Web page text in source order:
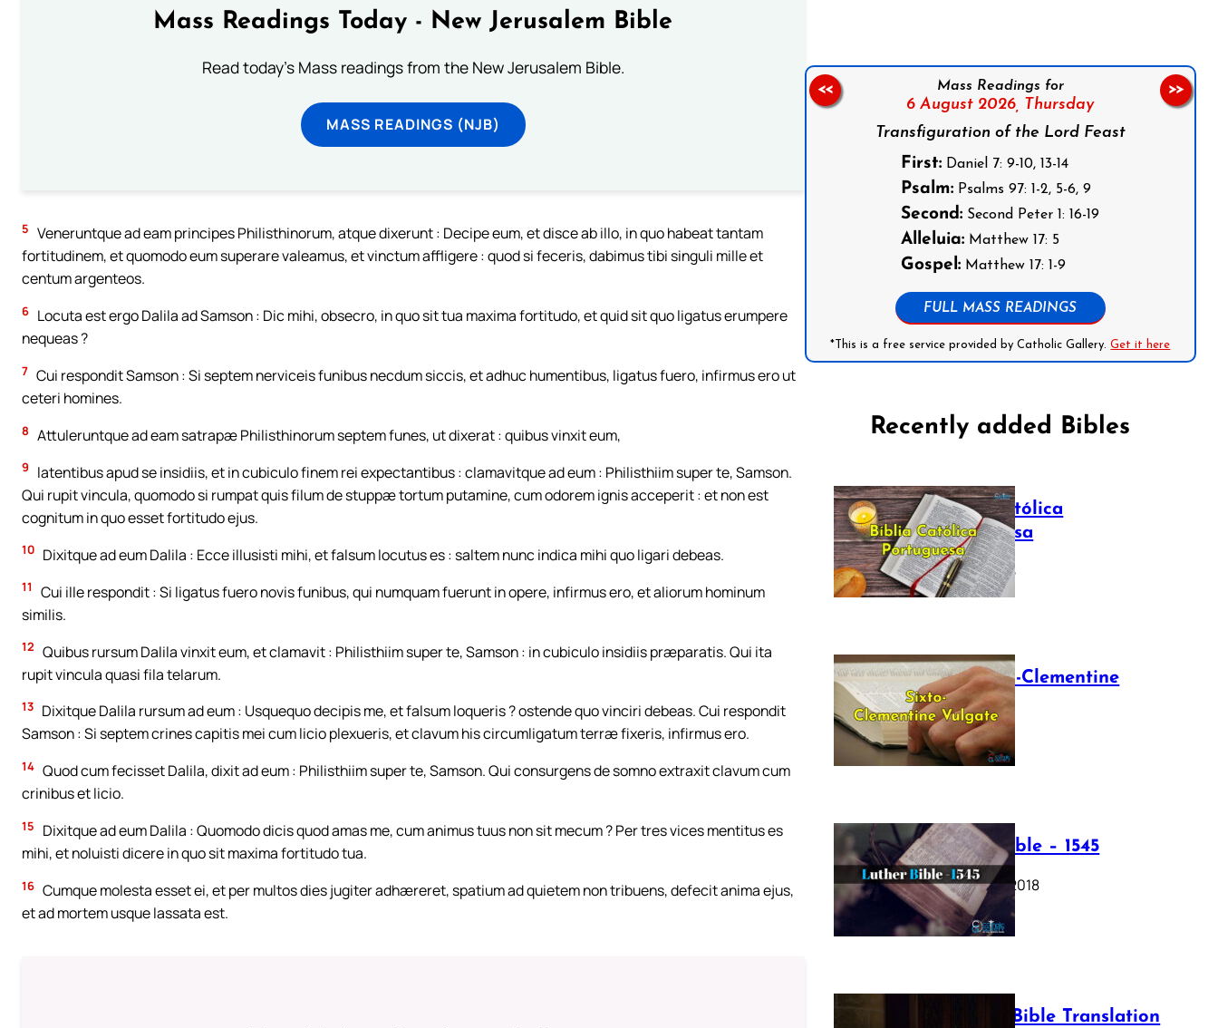
Mass Readings Today - New Jerusalem Bible
Read today's Mass readings from the New Jerusalem Bible.
MASS READINGS (NJB)
5 Veneruntque ad eam principes Philisthinorum, atque dixerunt : Decipe eum, et disce ab illo, in quo habeat tantam
fortitudinem, et quomodo eum superare valeamus, et vinctum affligere : quod si feceris, dabimus tibi singuli mille et
centum argenteos.
6 Locuta est ergo Dalila ad Samson : Dic mihi, obsecro, in quo sit tua maxima fortitudo, et quid sit quo ligatus erumpere
nequeas ?
7 Cui respondit Samson : Si septem nerviceis funibus necdum siccis, et adhuc humentibus, ligatus fuero, infirmus ero ut
ceteri homines.
8 Attuleruntque ad eam satrapæ Philisthinorum septem funes, ut dixerat : quibus vinxit eum,
9
latentibus apud se insidiis, et in cubiculo finem rei expectantibus : clamavitque ad eum : Philisthiim super te, Samson.
Qui rupit vincula, quomodo si rumpat quis filum de stuppæ tortum putamine, cum odorem ignis acceperit : et non est
cognitum in quo esset fortitudo ejus.
10 Dixitque ad eum Dalila : Ecce illusisti mihi, et falsum locutus es : saltem nunc indica mihi quo ligari debeas.
11
Cui ille respondit : Si ligatus fuero novis funibus, qui numquam fuerunt in opere, infirmus ero, et aliorum hominum
similis.
12 Quibus rursum Dalila vinxit eum, et clamavit : Philisthiim super te, Samson : in cubiculo insidiis præparatis. Qui ita
rupit vincula quasi fila telarum.
13 Dixitque Dalila rursum ad eum : Usquequo decipis me, et falsum loqueris ? ostende quo vinciri debeas. Cui respondit
Samson : Si septem crines capitis mei cum licio plexueris, et clavum his circumligatum terræ fixeris, infirmus ero.
14 Quod cum fecisset Dalila, dixit ad eum : Philisthiim super te, Samson. Qui consurgens de somno extraxit clavum cum
crinibus et licio.
15
Dixitque ad eum Dalila : Quomodo dicis quod amas me, cum animus tuus non sit mecum ? Per tres vices mentitus es
mihi, et noluisti dicere in quo sit maxima fortitudo tua.
16 Cumque molesta esset ei, et per multos dies jugiter adhæreret, spatium ad quietem non tribuens, defecit anima ejus,
et ad mortem usque lassata est.
Mass Readings for
6 August 2026, Thursday
Transfiguration of the Lord Feast
First: Daniel 7: 9-10, 13-14
Psalm: Psalms 97: 1-2, 5-6, 9
Second: Second Peter 1: 16-19
Alleluia: Matthew 17: 5
Gospel: Matthew 17: 1-9
FULL MASS READINGS
*This is a free service provided by Catholic Gallery.Get it here
<< >>
Recently added Bibles
Bíblia Católica
Portuguesa
July 16, 2025
The Sixto-Clementine
Vulgate
July 12, 2025
Luther Bible – 1545
October 17, 2018
Webster Bible Translation